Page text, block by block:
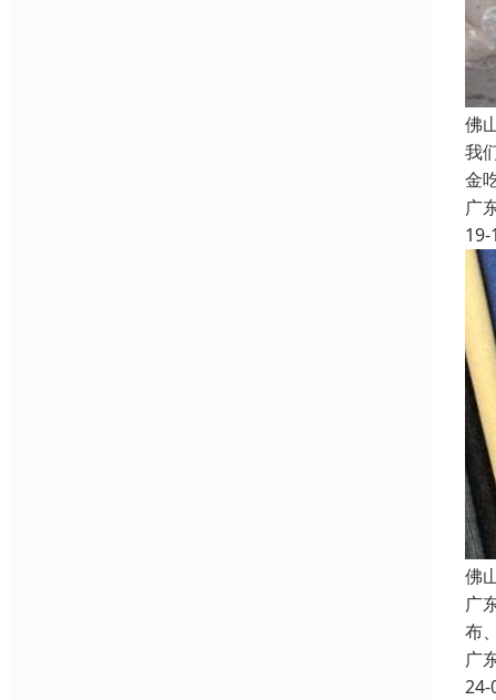
佛
我
金
广
19-
佛
广
布
广
24-